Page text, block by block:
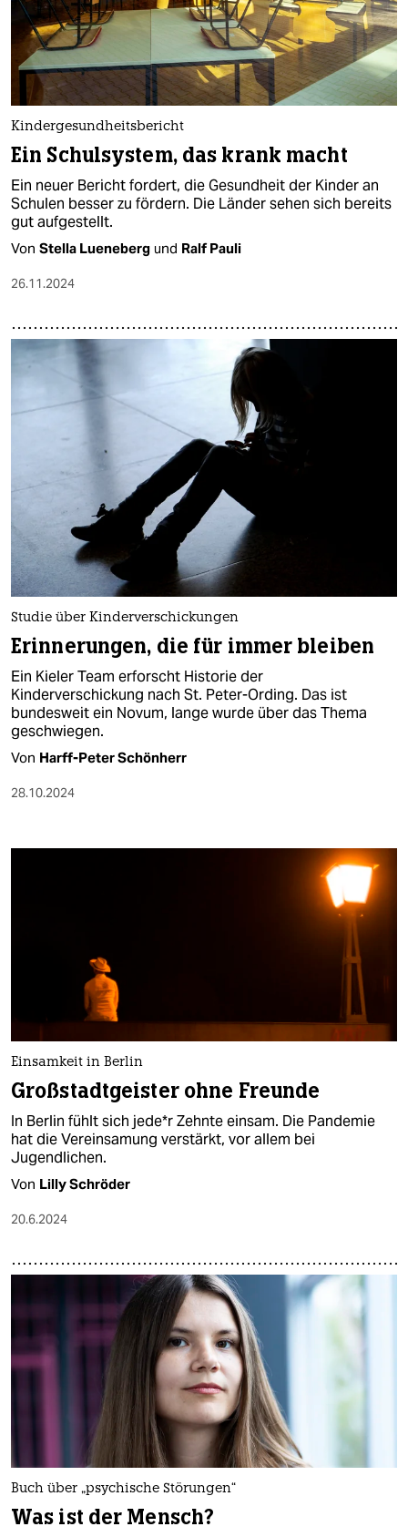
Kindergesundheitsbericht
Ein Schulsystem, das krank macht
Ein neuer Bericht fordert, die Gesundheit der Kinder an
Schulen besser zu fördern. Die Länder sehen sich bereits
gut aufgestellt.
Von Stella Lueneberg und Ralf Pauli
26.11.2024
Studie über Kinderverschickungen
Erinnerungen, die für immer bleiben
Ein Kieler Team erforscht Historie der
Kinderverschickung nach St. Peter-Ording. Das ist
bundesweit ein Novum, lange wurde über das Thema
geschwiegen.
Von Harff-Peter Schönherr
28.10.2024
Einsamkeit in Berlin
Großstadtgeister ohne Freunde
In Berlin fühlt sich je­de*r Zehnte einsam. Die Pandemie
hat die Vereinsamung verstärkt, vor allem bei
Jugendlichen.
Von Lilly Schröder
20.6.2024
Buch über „psychische Störungen“
Was ist der Mensch?